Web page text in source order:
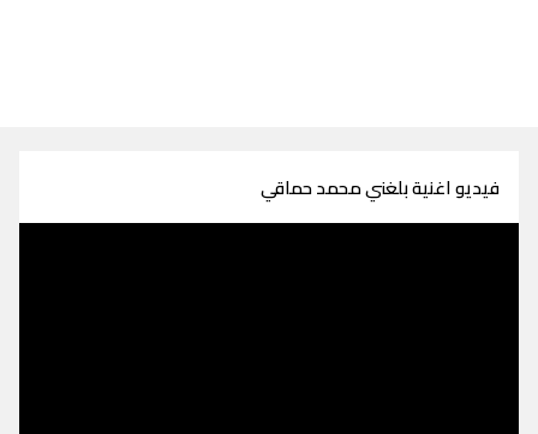
فيديو اغنية بلغني محمد حماقي